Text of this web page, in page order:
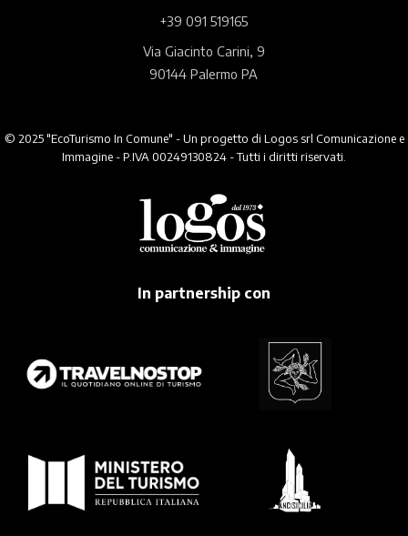
+39 091 519165
Via Giacinto Carini, 9
90144 Palermo PA
© 2025 "EcoTurismo In Comune" - Un progetto di Logos srl Comunicazione e
Immagine - P.IVA 00249130824 - Tutti i diritti riservati.
In partnership con